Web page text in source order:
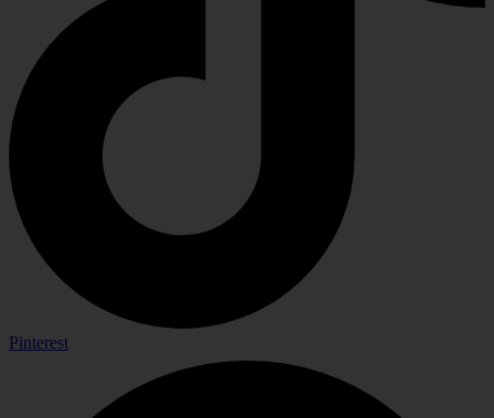
Pinterest